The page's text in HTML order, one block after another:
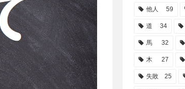
他人 59
道 34
馬 32
木 27
失敗 25